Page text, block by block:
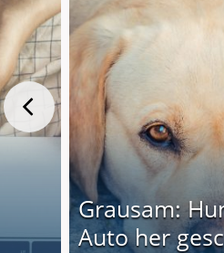
Grausam:
Auto her